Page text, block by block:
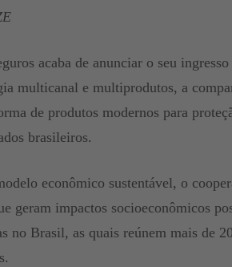
acaba de anunciar o seu
multicanal e multiprodutos, a
de produtos modernos para
brasileiros.
econômico sustentável, o
geram impactos socioeconômicos
no Brasil, as quais reúnem mais de